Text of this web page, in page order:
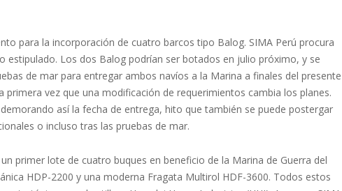
para la incorporación de cuatro barcos tipo Balog. SIMA Perú procura
estipulado. Los dos Balog podrían ser botados en julio próximo, y se
de mar para entregar ambos navíos a la Marina a finales del presente
vez que una modificación de requerimientos cambia los planes.
así la fecha de entrega, hito que también se puede postergar
o incluso tras las pruebas de mar.
primer lote de cuatro buques en beneficio de la Marina de Guerra del
HDP-2200 y una moderna Fragata Multirol HDF-3600. Todos estos